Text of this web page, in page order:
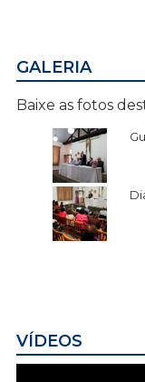
GALERIA
Baixe as fotos
VÍDEOS